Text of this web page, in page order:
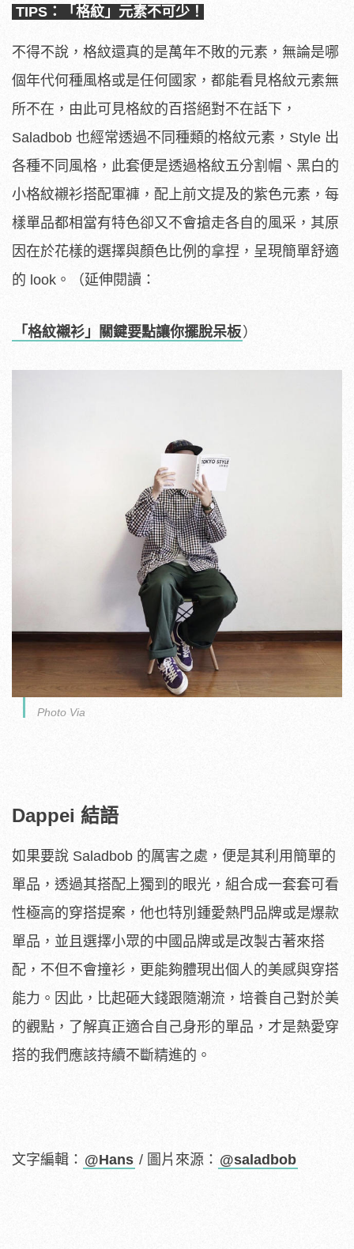
TIPS：「格紋」元素不可少！
不得不說，格紋還真的是萬年不敗的元素，無論是哪
個年代何種風格或是任何國家，都能看見格紋元素無
所不在，由此可見格紋的百搭絕對不在話下，
Saladbob 也經常透過不同種類的格紋元素，Style 出
各種不同風格，此套便是透過格紋五分割帽、黑白的
小格紋襯衫搭配軍褲，配上前文提及的紫色元素，每
樣單品都相當有特色卻又不會搶走各自的風采，其原
因在於花樣的選擇與顏色比例的拿捏，呈現簡單舒適
的 look。（延伸閱讀：
「格紋襯衫」關鍵要點讓你擺脫呆板 ）
Photo Via
Dappei 結語
如果要說 Saladbob 的厲害之處，便是其利用簡單的
單品，透過其搭配上獨到的眼光，組合成一套套可看
性極高的穿搭提案，他也特別鍾愛熱門品牌或是爆款
單品，並且選擇小眾的中國品牌或是改製古著來搭
配，不但不會撞衫，更能夠體現出個人的美感與穿搭
能力。因此，比起砸大錢跟隨潮流，培養自己對於美
的觀點，了解真正適合自己身形的單品，才是熱愛穿
搭的我們應該持續不斷精進的。
文字編輯： @Hans / 圖片來源： @saladbob